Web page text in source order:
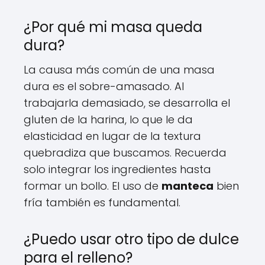
¿Por qué mi masa queda
dura?
La causa más común de una masa
dura es el sobre-amasado. Al
trabajarla demasiado, se desarrolla el
gluten de la harina, lo que le da
elasticidad en lugar de la textura
quebradiza que buscamos. Recuerda
solo integrar los ingredientes hasta
formar un bollo. El uso de manteca bien
fría también es fundamental.
¿Puedo usar otro tipo de dulce
para el relleno?